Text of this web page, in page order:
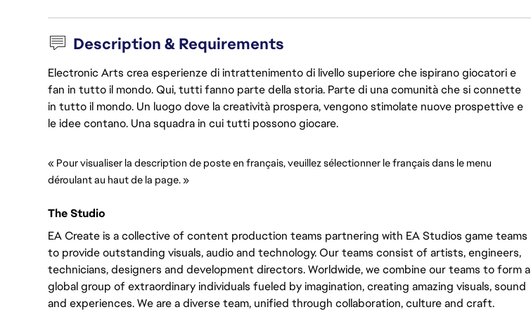
Description & Requirements
Electronic Arts crea esperienze di intrattenimento di livello superiore che ispirano giocatori e
fan in tutto il mondo. Qui, tutti fanno parte della storia. Parte di una comunità che si connette
in tutto il mondo. Un luogo dove la creatività prospera, vengono stimolate nuove prospettive e
le idee contano. Una squadra in cui tutti possono giocare.
« Pour visualiser la description de poste en français, veuillez sélectionner le français dans le menu
déroulant au haut de la page. »
The Studio
EA Create is a collective of content production teams partnering with EA Studios game teams
to provide outstanding visuals, audio and technology. Our teams consist of artists, engineers,
technicians, designers and development directors. Worldwide, we combine our teams to form a
global group of extraordinary individuals fueled by imagination, creating amazing visuals, sound
and experiences. We are a diverse team, unified through collaboration, culture and craft.